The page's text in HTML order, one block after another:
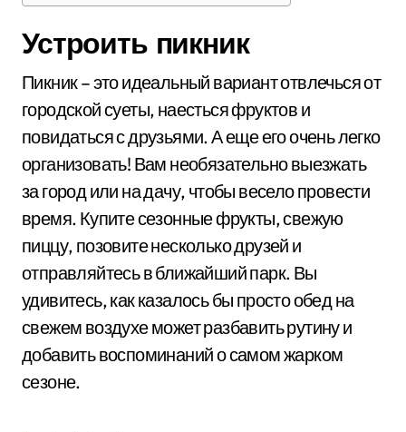
Устроить пикник
Пикник – это идеальный вариант отвлечься от
городской суеты, наесться фруктов и
повидаться с друзьями. А еще его очень легко
организовать! Вам необязательно выезжать
за город или на дачу, чтобы весело провести
время. Купите сезонные фрукты, свежую
пиццу, позовите несколько друзей и
отправляйтесь в ближайший парк. Вы
удивитесь, как казалось бы просто обед на
свежем воздухе может разбавить рутину и
добавить воспоминаний о самом жарком
сезоне.